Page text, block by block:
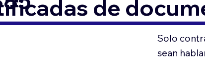
de
Solo
sean